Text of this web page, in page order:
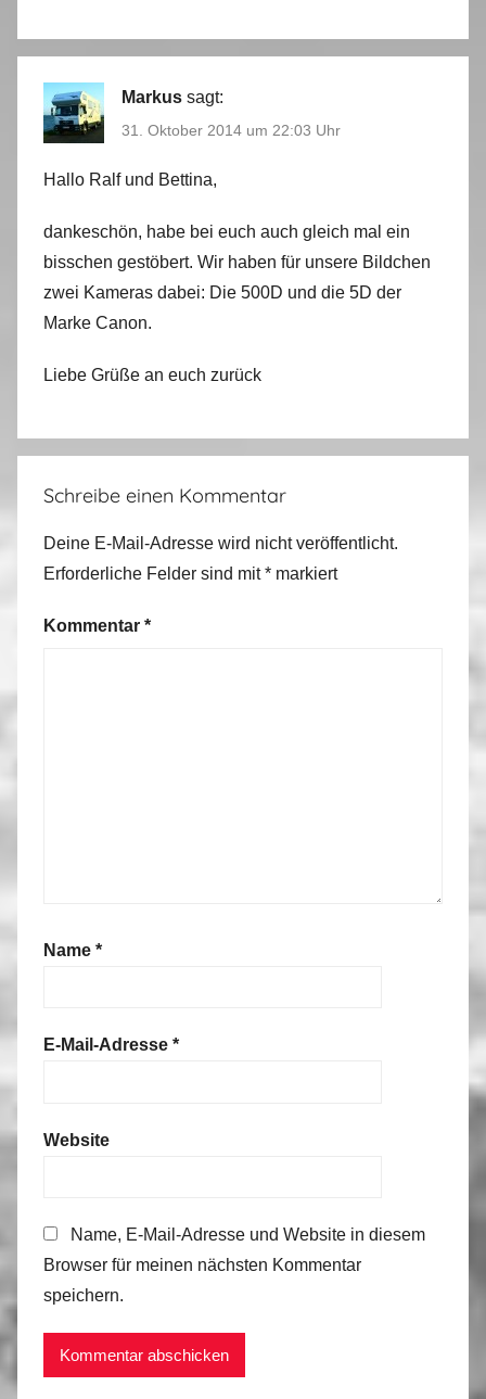
Markus sagt:
31. Oktober 2014 um 22:03 Uhr
Hallo Ralf und Bettina,
dankeschön, habe bei euch auch gleich mal ein
bisschen gestöbert. Wir haben für unsere Bildchen
zwei Kameras dabei: Die 500D und die 5D der
Marke Canon.
Liebe Grüße an euch zurück
Schreibe einen Kommentar
Deine E-Mail-Adresse wird nicht veröffentlicht.
Erforderliche Felder sind mit* markiert
Kommentar *
Name *
E-Mail-Adresse *
Website
Name, E-Mail-Adresse und Website in diesem
Browser für meinen nächsten Kommentar
speichern.